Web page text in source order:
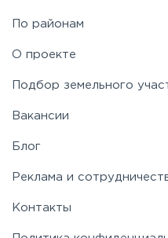
По районам
О проекте
Подбор земельного
Вакансии
Блог
Реклама и
Контакты